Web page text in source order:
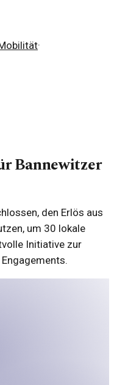
·
Bannewitzer
den Erlös aus
um 30 lokale
Initiative zur